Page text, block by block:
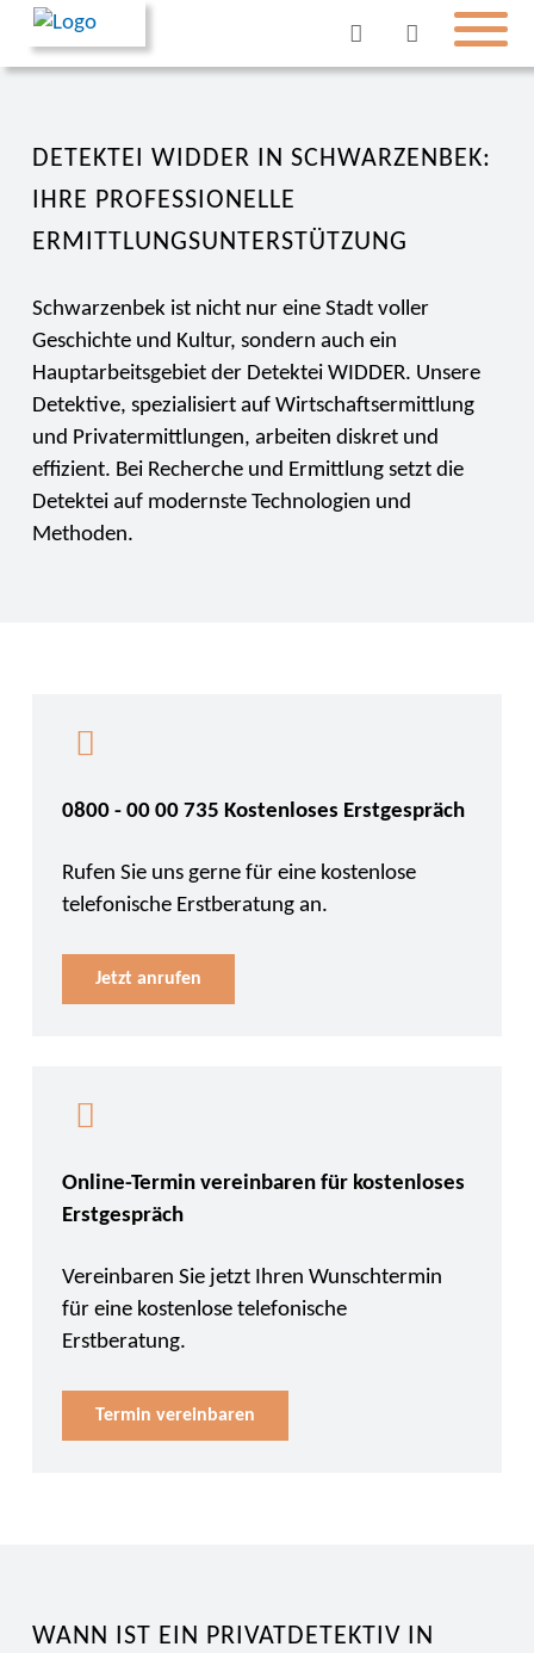
DETEKTEI WIDDER IN SCHWARZENBEK:
IHRE PROFESSIONELLE
ERMITTLUNGSUNTERSTÜTZUNG
Schwarzenbek ist nicht nur eine Stadt voller
Geschichte und Kultur, sondern auch ein
Hauptarbeitsgebiet der Detektei WIDDER. Unsere
Detektive, spezialisiert auf Wirtschaftsermittlung
und Privatermittlungen, arbeiten diskret und
effizient. Bei Recherche und Ermittlung setzt die
Detektei auf modernste Technologien und
Methoden.
0800 - 00 00 735 Kostenloses Erstgespräch
Rufen Sie uns gerne für eine kostenlose
telefonische Erstberatung an.
Jetzt anrufen
Online-Termin vereinbaren für kostenloses
Erstgespräch
Vereinbaren Sie jetzt Ihren Wunschtermin
für eine kostenlose telefonische
Erstberatung.
Termin vereinbaren
WANN IST EIN PRIVATDETEKTIV IN